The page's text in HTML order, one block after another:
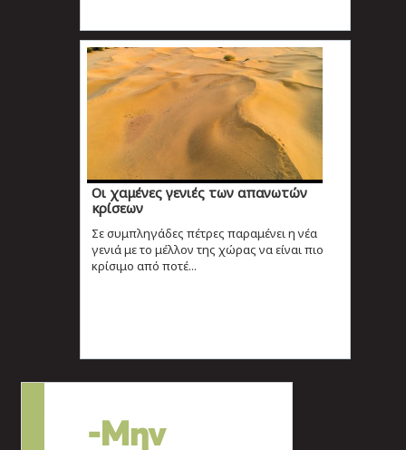
Οι χαμένες γενιές των απανωτών
κρίσεων
Σε συμπληγάδες πέτρες παραμένει η νέα
γενιά με το μέλλον της χώρας να είναι πιο
κρίσιμο από ποτέ...